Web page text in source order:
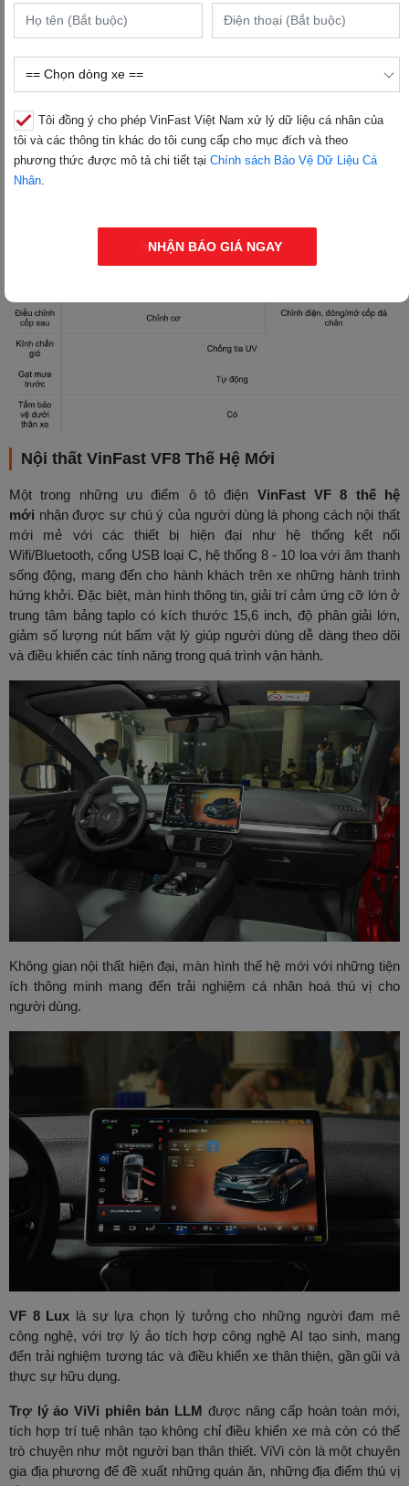
Nội thất VinFast VF8 Thế Hệ Mới
Một trong những ưu điểm ô tô điện VinFast VF 8 thế hệ
mới nhận được sự chú ý của người dùng là phong cách nội thất
mới mẻ với các thiết bị hiện đại như hệ thống kết nối
Wifi/Bluetooth, cổng USB loại C, hệ thống 8 - 10 loa với âm thanh
sống động, mang đến cho hành khách trên xe những hành trình
hứng khởi. Đặc biệt, màn hình thông tin, giải trí cảm ứng cỡ lớn ở
trung tâm bảng taplo có kích thước 15,6 inch, độ phân giải lớn,
giảm số lượng nút bấm vật lý giúp người dùng dễ dàng theo dõi
và điều khiển các tính năng trong quá trình vận hành.
Không gian nội thất hiện đại, màn hình thế hệ mới với những tiện
ích thông minh mang đến trải nghiệm cá nhân hoá thú vị cho
người dùng.
VF 8 Lux là sự lựa chọn lý tưởng cho những người đam mê
công nghệ, với trợ lý ảo tích hợp công nghệ AI tạo sinh, mang
đến trải nghiệm tương tác và điều khiển xe thân thiện, gần gũi và
thực sự hữu dụng.
Trợ lý ảo ViVi phiên bản LLM được nâng cấp hoàn toàn mới,
tích hợp trí tuệ nhân tạo không chỉ điều khiển xe mà còn có thể
trò chuyện như một người bạn thân thiết. ViVi còn là một chuyên
gia địa phương để đề xuất những quán ăn, những địa điểm thú vị
Tôi đồng ý cho phép VinFast Việt Nam xử lý dữ liệu cá nhân của
tôi và các thông tin khác do tôi cung cấp cho mục đích và theo
phương thức được mô tả chi tiết tại Chính sách Bảo Vệ Dữ Liệu Cá
Nhân
NHẬN BÁO GIÁ NGAY